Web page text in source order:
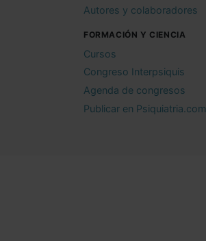
Autores y colaboradores
FORMACIÓN Y CIENCIA
Cursos
Congreso Interpsiquis
Agenda de congresos
Publicar en Psiquiatria.com